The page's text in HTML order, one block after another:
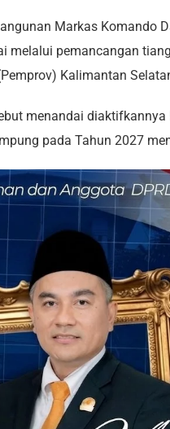
Markas Komando
melalui pemancangan
Kalimantan
menandai
pada Tahun 2027